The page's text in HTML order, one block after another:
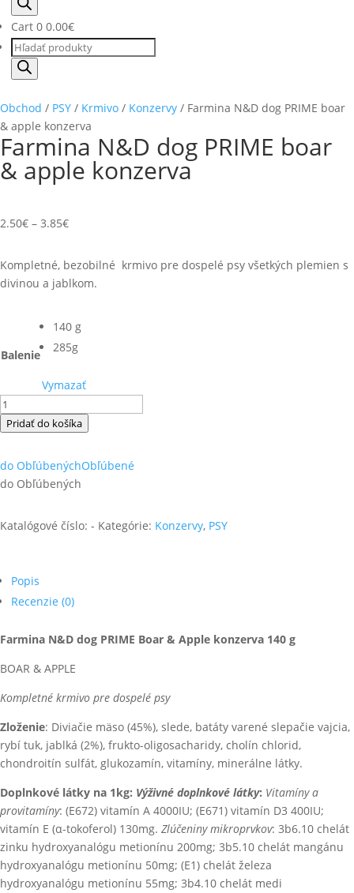
Cart 0 0.00€
Products
search
Obchod / PSY / Krmivo / Konzervy / Farmina N&D dog PRIME boar
& apple konzerva
Farmina N&D dog PRIME boar
& apple konzerva
2.50€ – 3.85€
Kompletné, bezobilné krmivo pre dospelé psy všetkých plemien s
divinou a jablkom.
Balenie
140 g
285g
Vymazať
množstvo
Farmina
dog
PRIME
apple
Pridať do košíka
do ObľúbenýchObľúbené
do Obľúbených
Katalógové číslo: - Kategórie: Konzervy, PSY
Popis
Recenzie (0)
Farmina N&D dog PRIME Boar & Apple konzerva 140 g
BOAR & APPLE
Kompletné krmivo pre dospelé psy
Zloženie: Diviačie mäso (45%), slede, batáty varené slepačie vajcia,
rybí tuk, jablká (2%), frukto-oligosacharidy, cholín chlorid,
chondroitín sulfát, glukozamín, vitamíny, minerálne látky.
Doplnkové látky na 1kg: Výživné doplnkové látky: Vitamíny a
provitamíny: (E672) vitamín A 4000IU; (E671) vitamín D3 400IU;
vitamín E (α-tokoferol) 130mg. Zlúčeniny mikroprvkov: 3b6.10 chelát
zinku hydroxyanalógu metionínu 200mg; 3b5.10 chelát mangánu
hydroxyanalógu metionínu 50mg; (E1) chelát železa
hydroxyanalógu metionínu 55mg; 3b4.10 chelát medi